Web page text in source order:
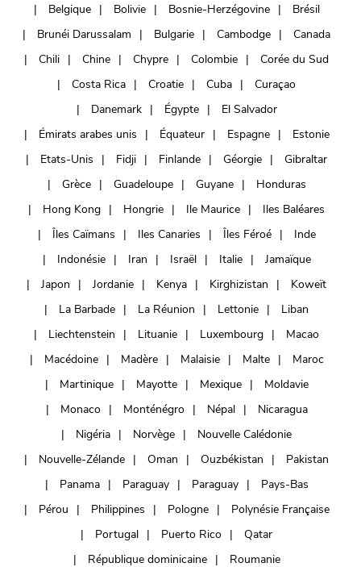
Belgique
Bolivie Bosnie-Herzégovine
Brésil
Brunéi Darussalam
Bulgarie Cambodge
Canada
Chili
Chine Chypre Colombie
Corée du Sud
Costa Rica
Croatie Cuba
Curaçao
Danemark
Égypte
El Salvador
Émirats arabes unis
Équateur Espagne
Estonie
Etats-Unis
Fidji Finlande Géorgie
Gibraltar
Grèce
Guadeloupe Guyane
Honduras
Hong Kong
Hongrie Ile Maurice
Iles Baléares
Îles Caïmans
Iles Canaries Îles Féroé
Inde
Indonésie
Iran Israël Italie
Jamaïque
Japon
Jordanie Kenya Kirghizistan
Koweït
La Barbade
La Réunion Lettonie
Liban
Liechtenstein
Lituanie Luxembourg
Macao
Macédoine
Madère Malaisie Malte
Maroc
Martinique
Mayotte Mexique
Moldavie
Monaco
Monténégro Népal
Nicaragua
Nigéria
Norvège
Nouvelle Calédonie
Nouvelle-Zélande
Oman Ouzbékistan
Pakistan
Panama
Paraguay Paraguay
Pays-Bas
Pérou
Philippines Pologne
Polynésie Française
Portugal
Puerto Rico
Qatar
République dominicaine
Roumanie